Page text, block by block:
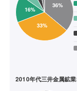
2010年代三井金属鉱業